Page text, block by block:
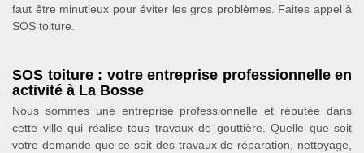
faut être minutieux pour éviter les gros problèmes. Faites appel à
SOS toiture.
SOS toiture : votre entreprise professionnelle en
activité à La Bosse
Nous sommes une entreprise professionnelle et réputée dans
cette ville qui réalise tous travaux de gouttière. Quelle que soit
votre demande que ce soit des travaux de réparation, nettoyage,